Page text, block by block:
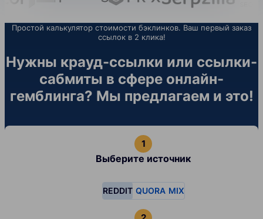
Простой калькулятор стоимости бэклинков. Ваш первый заказ
ссылок в 2 клика!
Нужны крауд-ссылки или ссылки-
сабмиты в сфере онлайн-
гемблинга? Мы предлагаем и это!
Выберите источник
REDDIT QUORA MIX